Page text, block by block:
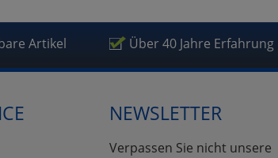
Artikel Über 40 Jahre Erfahrung
NEWSLETTER
Verpassen Sie nicht unsere
Datenverarbeitung (Seitenende)